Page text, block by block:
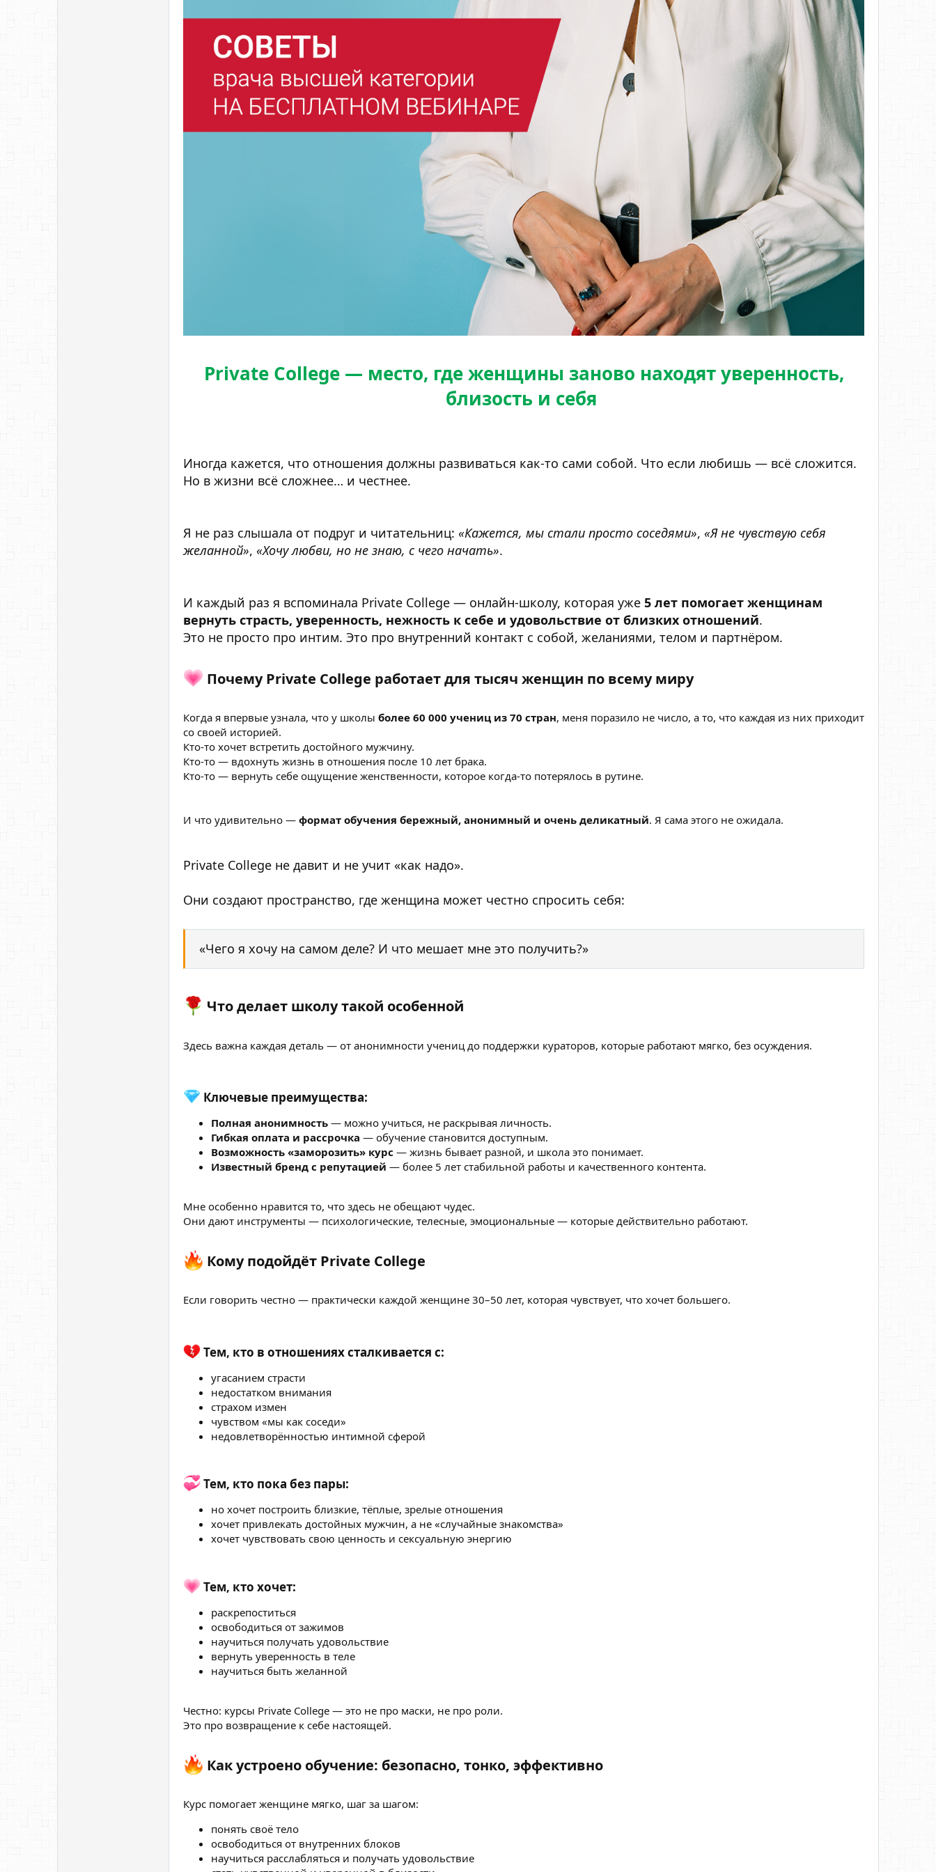
Private College — место, где женщины заново находят уверенность,
близость и себя
Иногда кажется, что отношения должны развиваться как-то сами собой. Что если любишь — всё сложится.
Но в жизни всё сложнее… и честнее.
Я не раз слышала от подруг и читательниц: «Кажется, мы стали просто соседями», «Я не чувствую себя
желанной», «Хочу любви, но не знаю, с чего начать».
И каждый раз я вспоминала Private College — онлайн-школу, которая уже 5 лет помогает женщинам
вернуть страсть, уверенность, нежность к себе и удовольствие от близких отношений.
Это не просто про интим. Это про внутренний контакт с собой, желаниями, телом и партнёром.
Почему Private College работает для тысяч женщин по всему миру​
Когда я впервые узнала, что у школы более 60 000 учениц из 70 стран, меня поразило не число, а то, что каждая из них приходит
со своей историей.
Кто-то хочет встретить достойного мужчину.
Кто-то — вдохнуть жизнь в отношения после 10 лет брака.
Кто-то — вернуть себе ощущение женственности, которое когда-то потерялось в рутине.
И что удивительно — формат обучения бережный, анонимный и очень деликатный. Я сама этого не ожидала.
Private College не давит и не учит «как надо».
Они создают пространство, где женщина может честно спросить себя:
«Чего я хочу на самом деле? И что мешает мне это получить?»
Что делает школу такой особенной​
Здесь важна каждая деталь — от анонимности учениц до поддержки кураторов, которые работают мягко, без осуждения.
Ключевые преимущества:​
Полная анонимность — можно учиться, не раскрывая личность.
Гибкая оплата и рассрочка — обучение становится доступным.
Возможность «заморозить» курс — жизнь бывает разной, и школа это понимает.
Известный бренд с репутацией — более 5 лет стабильной работы и качественного контента.
Мне особенно нравится то, что здесь не обещают чудес.
Они дают инструменты — психологические, телесные, эмоциональные — которые действительно работают.
Кому подойдёт Private College​
Если говорить честно — практически каждой женщине 30–50 лет, которая чувствует, что хочет большего.
Тем, кто в отношениях сталкивается с:​
угасанием страсти
недостатком внимания
страхом измен
чувством «мы как соседи»
недовлетворённостью интимной сферой
Тем, кто пока без пары:​
но хочет построить близкие, тёплые, зрелые отношения
хочет привлекать достойных мужчин, а не «случайные знакомства»
хочет чувствовать свою ценность и сексуальную энергию
Тем, кто хочет:​
раскрепоститься
освободиться от зажимов
научиться получать удовольствие
вернуть уверенность в теле
научиться быть желанной
Честно: курсы Private College — это не про маски, не про роли.
Это про возвращение к себе настоящей.
Как устроено обучение: безопасно, тонко, эффективно​
Курс помогает женщине мягко, шаг за шагом:
понять своё тело
освободиться от внутренних блоков
научиться расслабляться и получать удовольствие